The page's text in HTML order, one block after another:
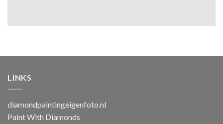
LINKS
diamondpaintingeigenfoto.nl
Paint With Diamonds